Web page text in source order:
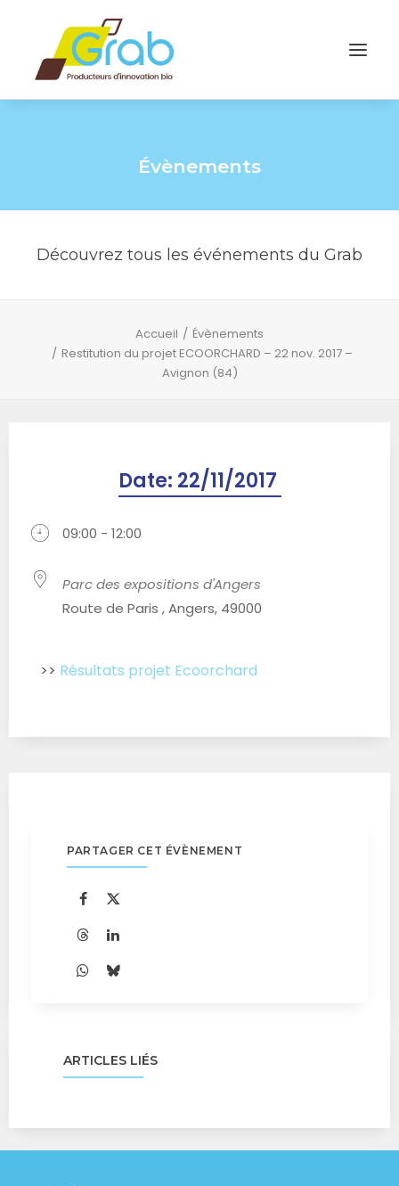
Évènements
Découvrez tous les événements du Grab
Accueil
Évènements
Restitution du projet ECOORCHARD – 22 nov. 2017 –
Avignon (84)
Date: 22/11/2017
09:00 - 12:00
Parc des expositions d'Angers
Route de Paris , Angers, 49000
>> Résultats projet Ecoorchard
PARTAGER CET ÉVÈNEMENT
ARTICLES LIÉS